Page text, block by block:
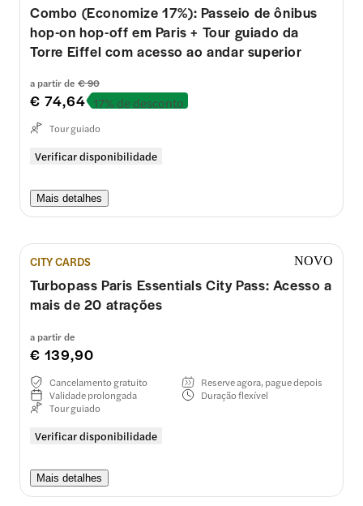
Combo (Economize 17%): Passeio de ônibus
hop-on hop-off em Paris + Tour guiado da
Torre Eiffel com acesso ao andar superior
a partir de € 90
€ 74,64 17% de desconto
Verificar disponibilidade
Tour guiado
Mais detalhes
CITY CARDS NOVO
Turbopass Paris Essentials City Pass: Acesso a
mais de 20 atrações
a partir de
€ 139,90
Verificar disponibilidade
Cancelamento gratuito
Reserve agora, pague depois
Validade prolongada
Duração flexível
Tour guiado
Mais detalhes